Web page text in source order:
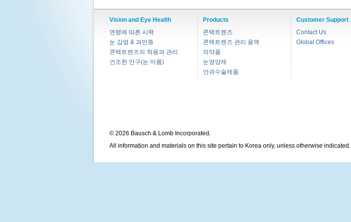
Vision and Eye Health
연령에 따른 시력
눈 감염 & 과민증
콘택트렌즈의 착용과 관리
건조한 안구(눈 마름)
Products
콘택트렌즈
콘택트렌즈 관리 용액
의약품
눈영양제
안과수술제품
Customer Support
Contact Us
Global Offices
© 2026 Bausch & Lomb Incorporated.
All information and materials on this site pertain to Korea only, unless otherwise indicated.